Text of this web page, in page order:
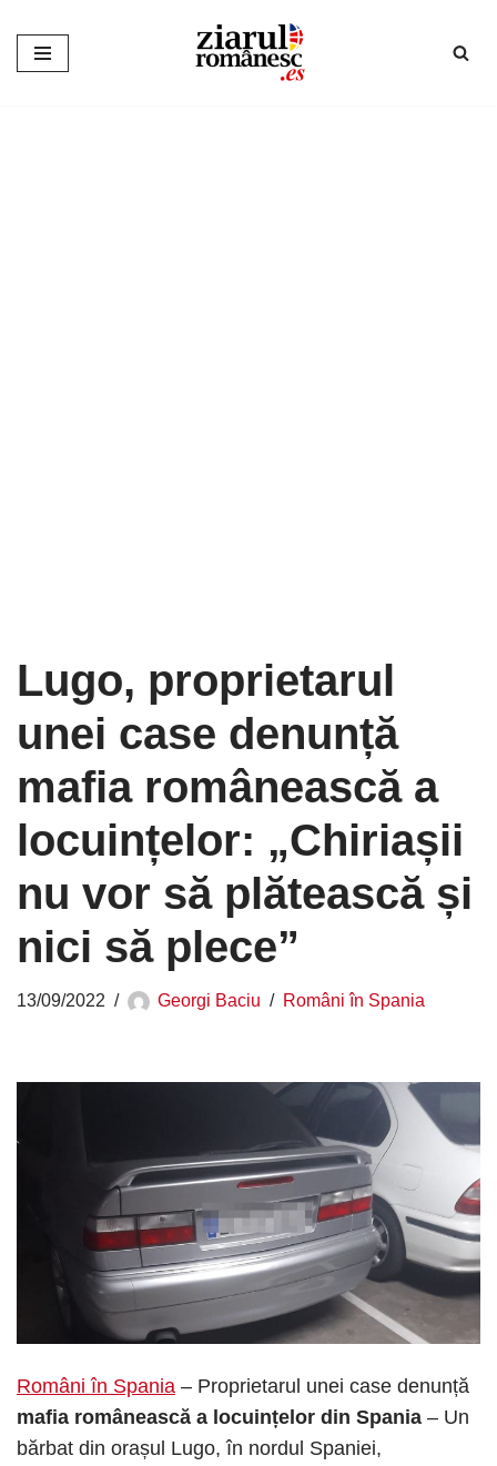
Sari
Lugo, proprietarul
unei case denunță
mafia românească a
locuințelor: „Chiriașii
nu vor să plătească și
nici să plece”
13/09/2022 Georgi Baciu Români în Spania
Români în Spania – Proprietarul unei case denunță
mafia românească a locuințelor din Spania – Un
bărbat din orașul Lugo, în nordul Spaniei,